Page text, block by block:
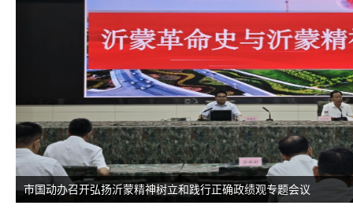
市国动办召开弘扬沂蒙精神树立和践行正确政绩观专题会议